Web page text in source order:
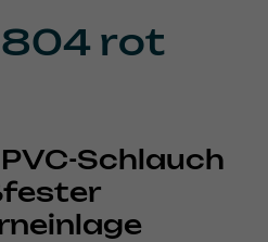
804 rot
Schlauch